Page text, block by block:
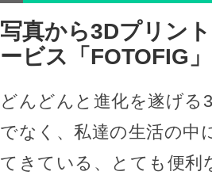
写真から3Dプリン
ービス「FOTOFIG」
どんどんと進化を遂げる
でなく、私達の生活の中
てきている、とても便利